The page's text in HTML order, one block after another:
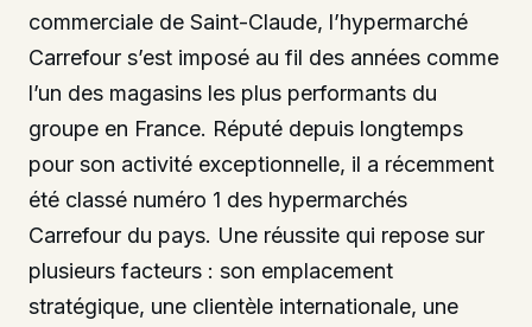
commerciale de Saint-Claude, l’hypermarché
Carrefour s’est imposé au fil des années comme
l’un des magasins les plus performants du
groupe en France. Réputé depuis longtemps
pour son activité exceptionnelle, il a récemment
été classé numéro 1 des hypermarchés
Carrefour du pays. Une réussite qui repose sur
plusieurs facteurs : son emplacement
stratégique, une clientèle internationale, une